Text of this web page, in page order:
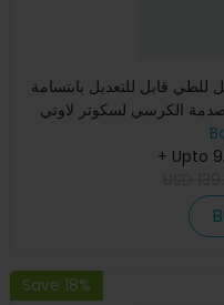
للطي قابل للتعديل بابتسامة
+ Upto
Save 18%